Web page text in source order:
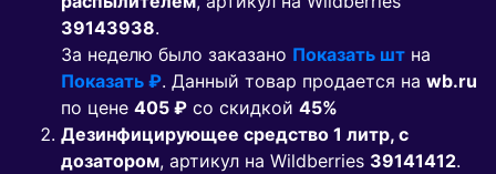
39143938.
За неделю было заказано Показать шт на
Показать ₽. Данный товар продается на wb.ru
по цене 405 ₽ co скидкой 45%
Дезинфицирующее средство 1 литр, с
дозатором, артикул на Wildberries 39141412.